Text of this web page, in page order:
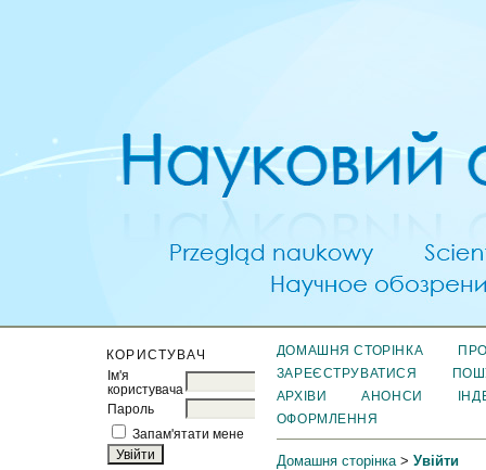
КОРИСТУВАЧ
Ім'я
користувача
Пароль
Запам'ятати мене
ДОМАШНЯ СТОРІНКА
ЗАРЕЄСТРУВАТИСЯ
АРХІВИ
АНОНСИ
ОФОРМЛЕННЯ
Домашня сторінка> Увійти